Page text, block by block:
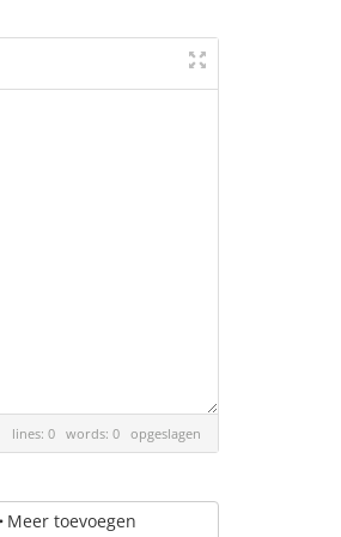
lines: 0 words: 0 opgeslagen
Meer toevoegen